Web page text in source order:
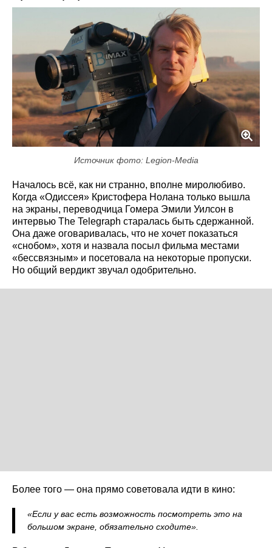
Источник фото: Legion-Media
Началось всё, как ни странно, вполне миролюбиво.
Когда «Одиссея» Кристофера Нолана только вышла
на экраны, переводчица Гомера Эмили Уилсон в
интервью The Telegraph старалась быть сдержанной.
Она даже оговаривалась, что не хочет показаться
«снобом», хотя и назвала посыл фильма местами
«бессвязным» и посетовала на некоторые пропуски.
Но общий вердикт звучал одобрительно.
Более того — она прямо советовала идти в кино:
«Если у вас есть возможность посмотреть это на
большом экране, обязательно сходите».